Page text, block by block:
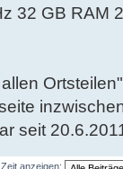
32 GB RAM
Ortsteilen"
seit
anzeigen: